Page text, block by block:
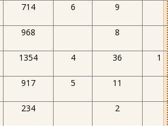
714 6 9
968 8
1354 4 36 1
917 5 11
234 2